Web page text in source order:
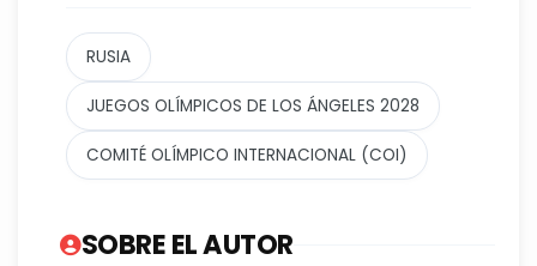
RUSIA
JUEGOS OLÍMPICOS DE LOS ÁNGELES 2028
COMITÉ OLÍMPICO INTERNACIONAL (COI)
SOBRE EL AUTOR